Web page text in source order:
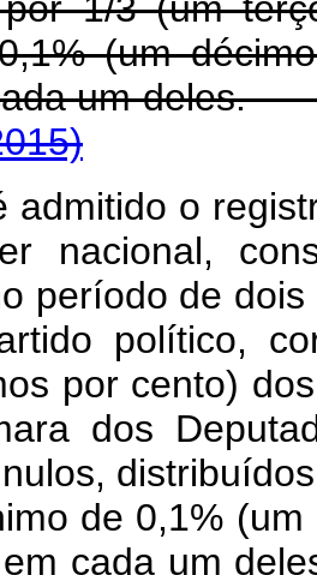
por 1/3 (um
(um
cada
o
nacional,
período de
político,
por cento)
dos
de 0,1%
em